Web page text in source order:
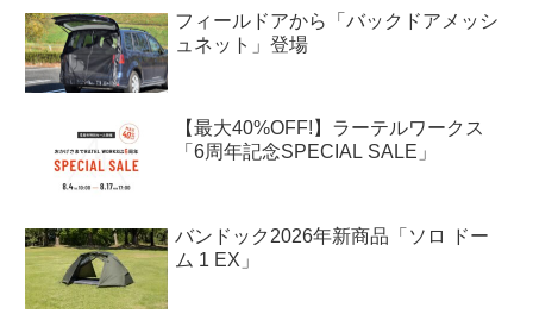
フィールドアから「バックドアメッシ
ュネット」登場
【最大40%OFF!】ラーテルワークス
「6周年記念SPECIAL SALE」
バンドック2026年新商品「ソロ ドー
ム 1 EX」